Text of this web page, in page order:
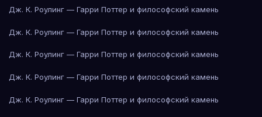
Дж. К. Роулинг — Гарри Поттер и философский камень
Дж. К. Роулинг — Гарри Поттер и философский камень
Дж. К. Роулинг — Гарри Поттер и философский камень
Дж. К. Роулинг — Гарри Поттер и философский камень
Дж. К. Роулинг — Гарри Поттер и философский камень